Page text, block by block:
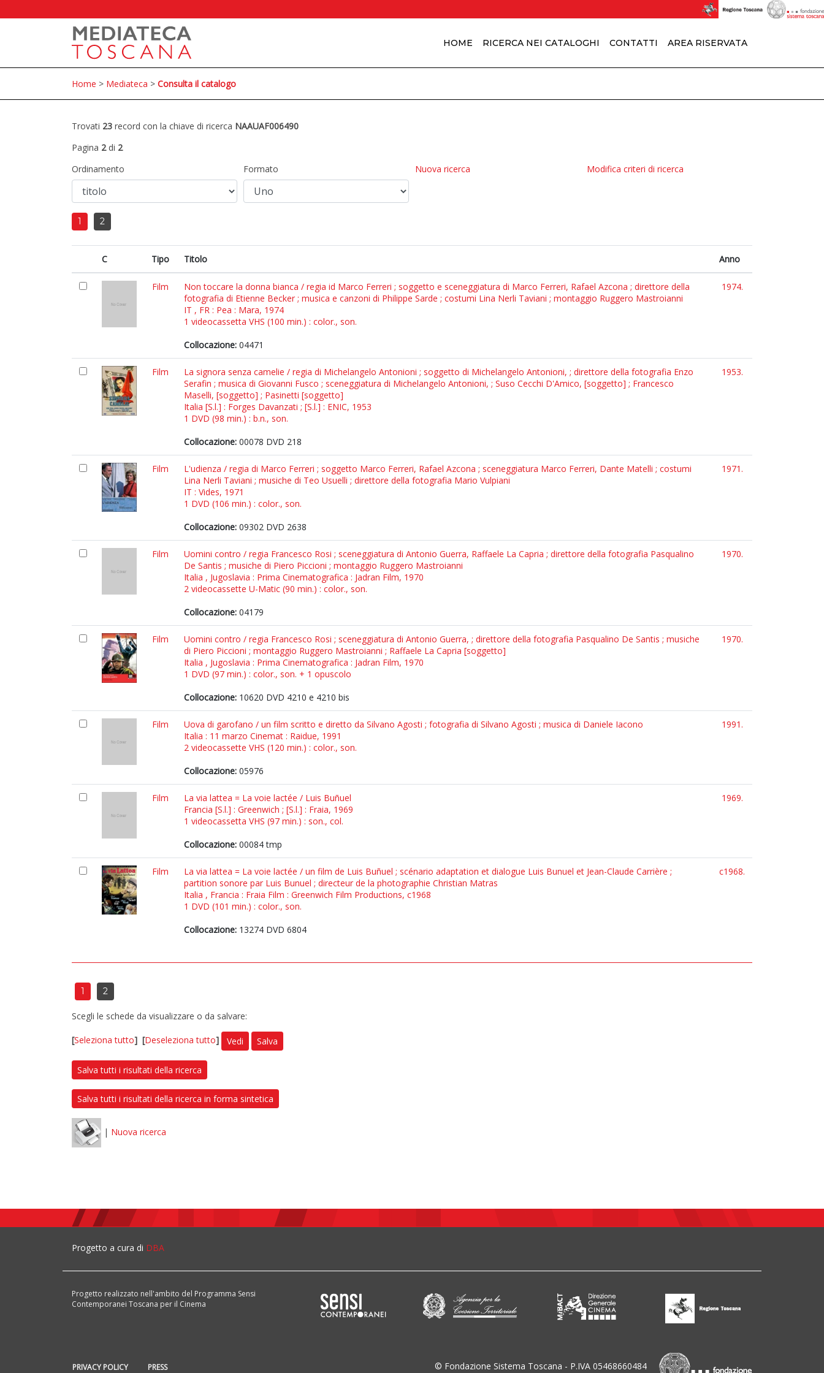
HOME RICERCA NEI CATALOGHI CONTATTI AREA RISERVATA
Home > Mediateca > Consulta il catalogo
Trovati 23 record con la chiave di ricerca NAAUAF006490
Pagina 2di 2
Ordinamento
Formato Nuova ricerca Modifica criteri di ricerca
1 2
C Tipo Titolo Anno
Film
Non toccare la donna bianca / regia id Marco Ferreri ; soggetto e sceneggiatura di Marco Ferreri, Rafael Azcona ; direttore della
fotografia di Etienne Becker ; musica e canzoni di Philippe Sarde ; costumi Lina Nerli Taviani ; montaggio Ruggero Mastroianni
IT , FR : Pea : Mara, 1974
1 videocassetta VHS (100 min.) : color., son.
Collocazione: 04471
1974.
Film
La signora senza camelie / regia di Michelangelo Antonioni ; soggetto di Michelangelo Antonioni, ; direttore della fotografia Enzo
Serafin ; musica di Giovanni Fusco ; sceneggiatura di Michelangelo Antonioni, ; Suso Cecchi D'Amico, [soggetto] ; Francesco
Maselli, [soggetto] ; Pasinetti [soggetto]
Italia [S.l.] : Forges Davanzati ; [S.l.] : ENIC, 1953
1 DVD (98 min.) : b.n., son.
Collocazione: 00078 DVD 218
1953.
Film
L'udienza / regia di Marco Ferreri ; soggetto Marco Ferreri, Rafael Azcona ; sceneggiatura Marco Ferreri, Dante Matelli ; costumi
Lina Nerli Taviani ; musiche di Teo Usuelli ; direttore della fotografia Mario Vulpiani
IT : Vides, 1971
1 DVD (106 min.) : color., son.
Collocazione: 09302 DVD 2638
1971.
Film
Uomini contro / regia Francesco Rosi ; sceneggiatura di Antonio Guerra, Raffaele La Capria ; direttore della fotografia Pasqualino
De Santis ; musiche di Piero Piccioni ; montaggio Ruggero Mastroianni
Italia , Jugoslavia : Prima Cinematografica : Jadran Film, 1970
2 videocassette U-Matic (90 min.) : color., son.
Collocazione: 04179
1970.
Film
Uomini contro / regia Francesco Rosi ; sceneggiatura di Antonio Guerra, ; direttore della fotografia Pasqualino De Santis ; musiche
di Piero Piccioni ; montaggio Ruggero Mastroianni ; Raffaele La Capria [soggetto]
Italia , Jugoslavia : Prima Cinematografica : Jadran Film, 1970
1 DVD (97 min.) : color., son. + 1 opuscolo
Collocazione: 10620 DVD 4210 e 4210 bis
1970.
Film
Uova di garofano / un film scritto e diretto da Silvano Agosti ; fotografia di Silvano Agosti ; musica di Daniele Iacono
Italia : 11 marzo Cinemat : Raidue, 1991
2 videocassette VHS (120 min.) : color., son.
Collocazione: 05976
1991.
Film
La via lattea = La voie lactée / Luis Buñuel
Francia [S.l.] : Greenwich ; [S.l.] : Fraia, 1969
1 videocassetta VHS (97 min.) : son., col.
Collocazione: 00084 tmp
1969.
Film
La via lattea = La voie lactée / un film de Luis Buñuel ; scénario adaptation et dialogue Luis Bunuel et Jean-Claude Carrière ;
partition sonore par Luis Bunuel ; directeur de la photographie Christian Matras
Italia , Francia : Fraia Film : Greenwich Film Productions, c1968
1 DVD (101 min.) : color., son.
Collocazione: 13274 DVD 6804
c1968.
1 2
Scegli le schede da visualizzare o da salvare:
[Seleziona tutto] [Deseleziona tutto] Vedi Salva
Salva tutti i risultati della ricerca
Salva tutti i risultati della ricerca in forma sintetica
| Nuova ricerca
Progetto a cura di DBA
Progetto realizzato nell'ambito del Programma Sensi
Contemporanei Toscana per il Cinema
PRIVACY POLICY PRESS © Fondazione Sistema Toscana - P.IVA 05468660484